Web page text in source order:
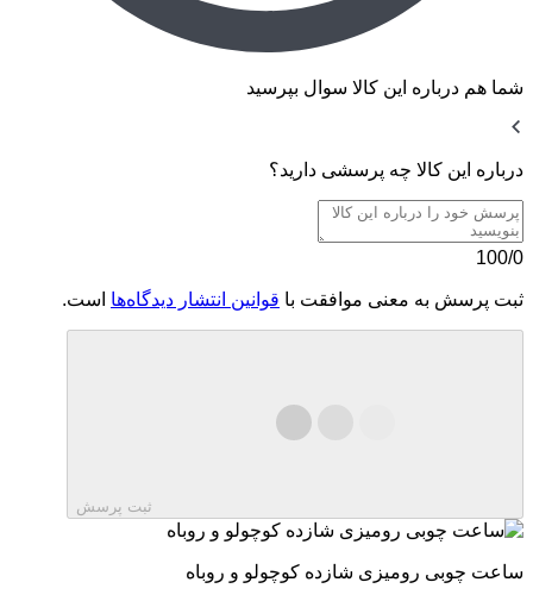
شما هم درباره این کالا سوال بپرسید
درباره این کالا چه پرسشی دارید؟
100/0
ثبت پرسش به معنی موافقت با قوانین انتشار دیدگاه‌ها است.
ثبت پرسش
ساعت چوبی رومیزی شازده کوچولو و روباه